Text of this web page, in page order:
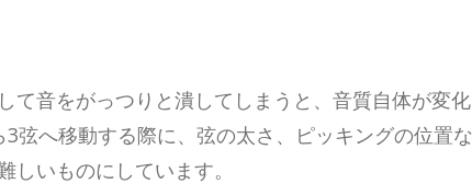
て音をがっつりと潰してしまうと、音質自体が変
弦へ移動する際に、弦の太さ、ピッキングの位置
いものにしています。